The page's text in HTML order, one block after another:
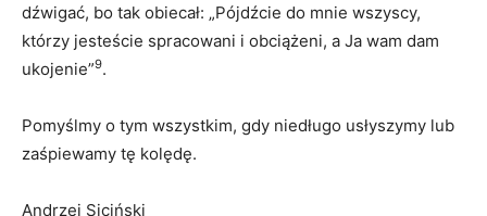
dźwigać, bo tak obiecał: „Pójdźcie do mnie wszyscy,
którzy jesteście spracowani i obciążeni, a Ja wam dam
ukojenie”9.
Pomyślmy o tym wszystkim, gdy niedługo usłyszymy lub
zaśpiewamy tę kolędę.
Andrzej Siciński